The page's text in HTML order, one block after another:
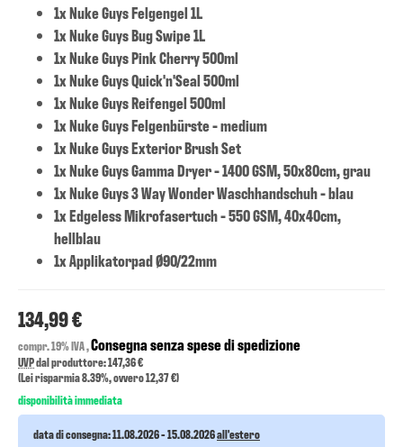
1x Nuke Guys Felgengel 1L
1x Nuke Guys Bug Swipe 1L
1x Nuke Guys Pink Cherry 500ml
1x Nuke Guys Quick'n'Seal 500ml
1x Nuke Guys Reifengel 500ml
1x Nuke Guys Felgenbürste - medium
1x Nuke Guys Exterior Brush Set
1x Nuke Guys Gamma Dryer - 1400 GSM, 50x80cm, grau
1x Nuke Guys 3 Way Wonder Waschhandschuh - blau
1x Edgeless Mikrofasertuch - 550 GSM, 40x40cm,
hellblau
1x Applikatorpad Ø90/22mm
134,99 €
compr. 19% IVA ,Consegna senza spese di spedizione
UVPdal produttore: 147,36 €
(Lei risparmia8.39%, ovvero12,37 €)
disponibilità immediata
data di consegna:11.08.2026 - 15.08.2026all'estero